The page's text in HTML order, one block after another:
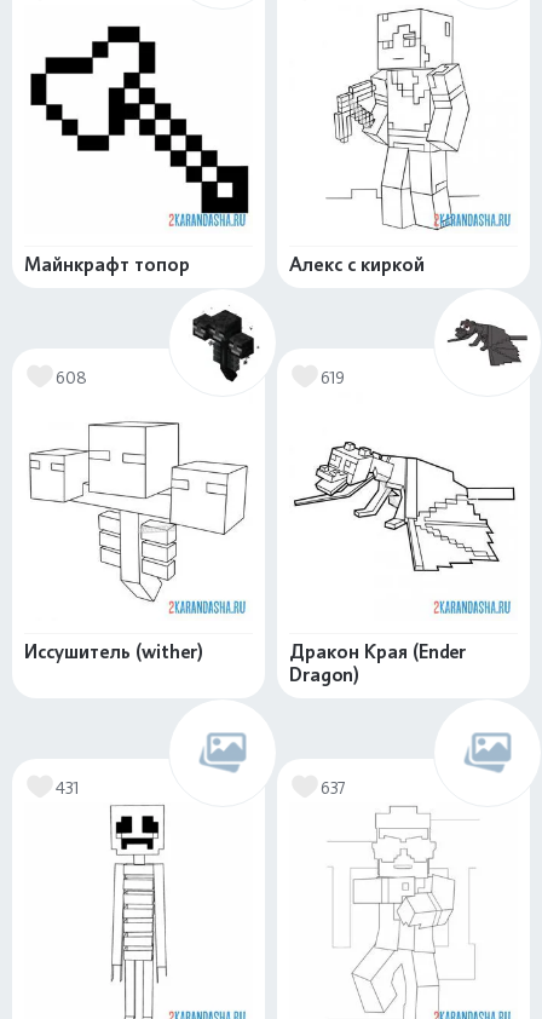
Майнкрафт топор Алекс с киркой
608
Иссушитель (wither)
619
Дракон Края (Ender
Dragon)
431 637